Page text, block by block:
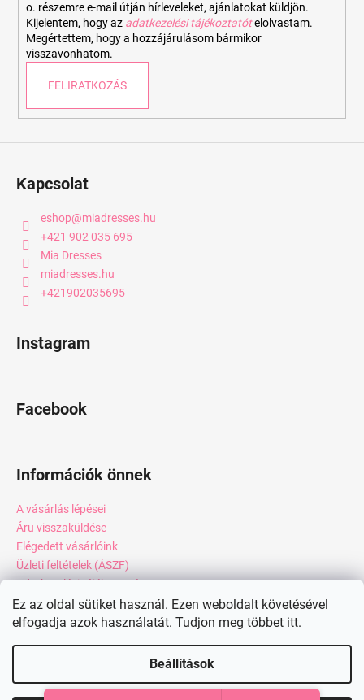
Ez az oldal sütiket használ. Ezen weboldalt követésével
elfogadja azok használatát. Tudjon meg többet itt.
Beállítások
o. részemre e-mail útján hírleveleket, ajánlatokat küldjön.
Kijelentem, hogy az adatkezelési tájékoztatót elolvastam.
Megértettem, hogy a hozzájárulásom bármikor
visszavonhatom.
FELIRATKOZÁS
Kapcsolat
eshop@miadresses.hu
+421 902 035 695
Mia Dresses
miadresses.hu
+421902035695
Instagram
Facebook
Információk önnek
A vásárlás lépései
Áru visszaküldése
Elégedett vásárlóink
Üzleti feltételek (ÁSZF)
Adatkezelési tájékoztató
Webáruház értékelése
Kapcsolat
Shoptet készítette